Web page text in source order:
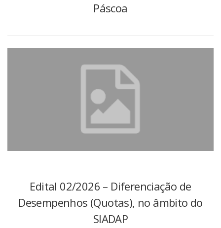
Páscoa
Edital 02/2026 – Diferenciação de
Desempenhos (Quotas), no âmbito do
SIADAP